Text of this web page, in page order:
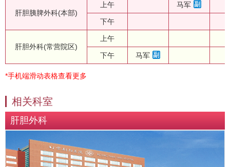
肝胆胰脾外科(本部)
上午 马军
下午
肝胆外科(常营院区)
上午
下午 马军
*手机端滑动表格查看更多
相关科室
肝胆外科